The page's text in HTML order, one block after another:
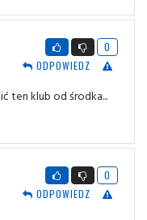
0
ODPOWIEDZ
ten klub od środka...
0
ODPOWIEDZ